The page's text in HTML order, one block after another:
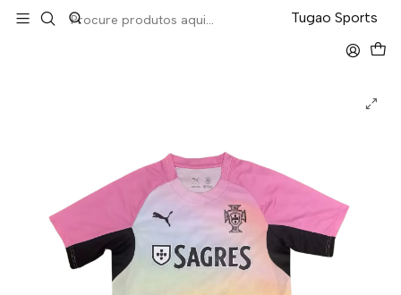
Tugao Sports